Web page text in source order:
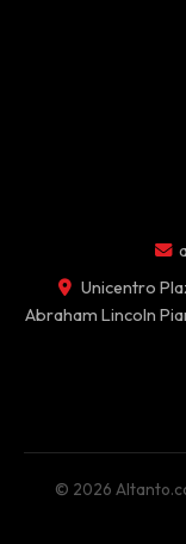
Unicentro
Abraham Lincoln
© 2026